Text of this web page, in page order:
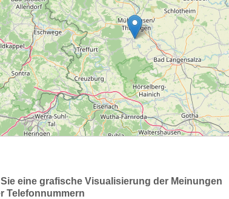
eine grafische Visualisierung der Meinungen
Telefonnummern